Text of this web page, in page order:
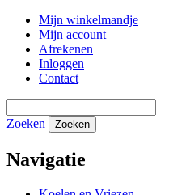
Mijn winkelmandje
Mijn account
Afrekenen
Inloggen
Contact
Zoeken Zoeken
Navigatie